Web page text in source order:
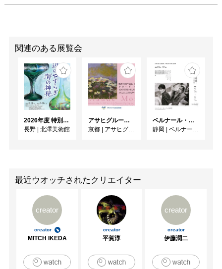
関連のある展覧会
2026年度 特別展「ガレとドーム、アール･ヌーヴォーのガラス 水辺のやすらぎ、海の神秘」
長野 | 北澤美術館
アサヒグループ大山崎山荘美術館 開館30周年記念展「没後100年 クロード・モネ」
京都 | アサヒグループ大山崎山荘美術館
ベルナール・ビュフェと写真 ーカメラがとらえたビュフェとその時代、そして21 世紀へ
静岡 | ベルナール・ビュフェ美術館
最近ウオッチされたクリエイター
creator
creator
MITCH IKEDA
creator
平賀淳
creator
creator
伊藤潤二